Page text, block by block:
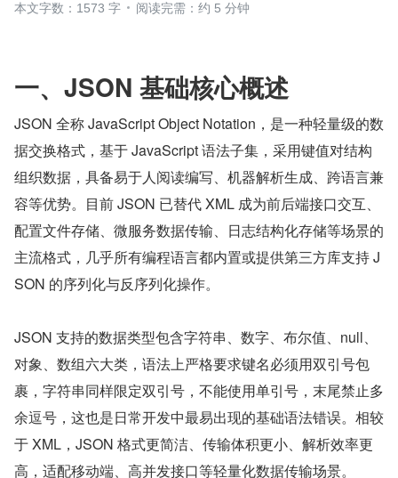
本文字数：1573 字
阅读完需：约 5 分钟
一、JSON 基础核心概述
JSON 全称 JavaScript Object Notation，是一种轻量级的数
据交换格式，基于 JavaScript 语法子集，采用键值对结构
组织数据，具备易于人阅读编写、机器解析生成、跨语言兼
容等优势。目前 JSON 已替代 XML 成为前后端接口交互、
配置文件存储、微服务数据传输、日志结构化存储等场景的
主流格式，几乎所有编程语言都内置或提供第三方库支持 J
SON 的序列化与反序列化操作。
JSON 支持的数据类型包含字符串、数字、布尔值、null、
对象、数组六大类，语法上严格要求键名必须用双引号包
裹，字符串同样限定双引号，不能使用单引号，末尾禁止多
余逗号，这也是日常开发中最易出现的基础语法错误。相较
于 XML，JSON 格式更简洁、传输体积更小、解析效率更
高，适配移动端、高并发接口等轻量化数据传输场景。